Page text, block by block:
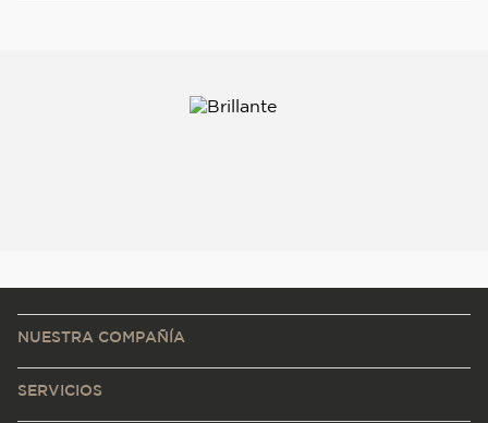
NUESTRA COMPAÑÍA
SERVICIOS